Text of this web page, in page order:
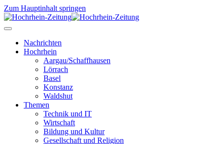
Zum Hauptinhalt springen
Nachrichten
Hochrhein
Aargau/Schaffhausen
Lörrach
Basel
Konstanz
Waldshut
Themen
Technik und IT
Wirtschaft
Bildung und Kultur
Gesellschaft und Religion